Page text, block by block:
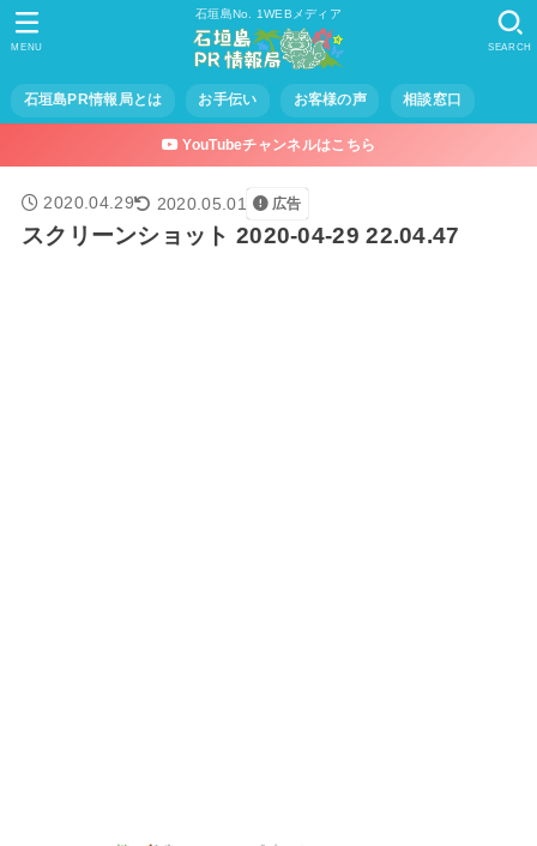
石垣島No. 1WEBメディア
石垣島PR情報局とは お手伝い お客様の声 相談窓口
SEARCH
MENU
YouTubeチャンネルはこちら
2020.04.29 2020.05.01 広告
スクリーンショット 2020-04-29 22.04.47